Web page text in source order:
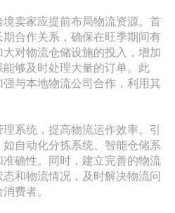
卖家应提前布局物流资源。首
合作关系，确保在旺季期间有
对物流仓储设施的投入，增加
够及时处理大量的订单。此
与本地物流公司合作，利用其
系统，提高物流运作效率。引
自动化分拣系统、智能仓储系
确性。同时，建立完善的物流
和物流情况，及时解决物流问
费者。